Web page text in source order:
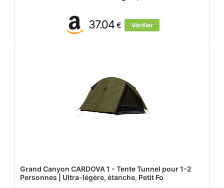
37.04€ Vérifier
Grand Canyon CARDOVA 1 - Tente Tunnel pour 1-2
Personnes | Ultra-légère, étanche, Petit Fo